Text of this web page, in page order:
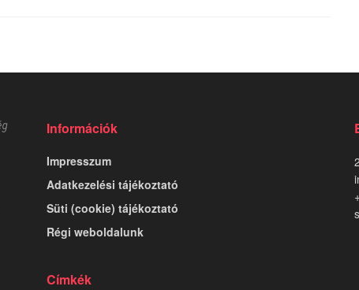
Információk
Impresszum
Adatkezelési tájékoztató
Süti (cookie) tájékoztató
Régi weboldalunk
Címkék